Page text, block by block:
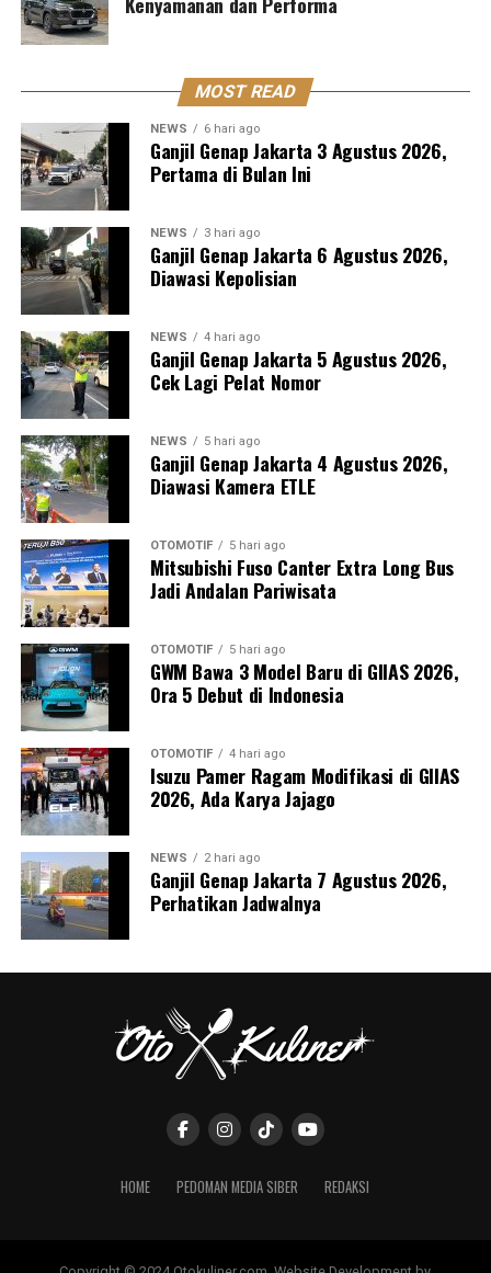
MOST READ
NEWS 6 hari ago
Ganjil Genap Jakarta 3 Agustus 2026,
Pertama di Bulan Ini
NEWS 3 hari ago
Ganjil Genap Jakarta 6 Agustus 2026,
Diawasi Kepolisian
NEWS 4 hari ago
Ganjil Genap Jakarta 5 Agustus 2026,
Cek Lagi Pelat Nomor
NEWS 5 hari ago
Ganjil Genap Jakarta 4 Agustus 2026,
Diawasi Kamera ETLE
OTOMOTIF 5 hari ago
Mitsubishi Fuso Canter Extra Long Bus
Jadi Andalan Pariwisata
OTOMOTIF 5 hari ago
GWM Bawa 3 Model Baru di GIIAS 2026,
Ora 5 Debut di Indonesia
OTOMOTIF 4 hari ago
Isuzu Pamer Ragam Modifikasi di GIIAS
2026, Ada Karya Jajago
NEWS 2 hari ago
Ganjil Genap Jakarta 7 Agustus 2026,
Perhatikan Jadwalnya
HOME PEDOMAN MEDIA SIBER REDAKSI